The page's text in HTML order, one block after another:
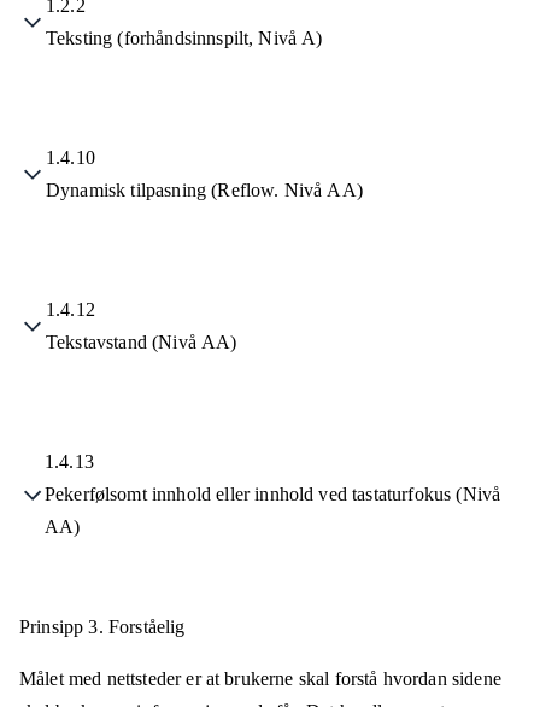
1.2.2
Teksting (forhåndsinnspilt, Nivå A)
1.4.10
Dynamisk tilpasning (Reflow. Nivå AA)
1.4.12
Tekstavstand (Nivå AA)
1.4.13
Pekerfølsomt innhold eller innhold ved tastaturfokus (Nivå
AA)
Prinsipp 3. Forståelig
Målet med nettsteder er at brukerne skal forstå hvordan sidene